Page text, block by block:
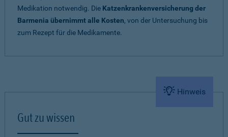
Medikation notwendig. Die Katzenkrankenversicherung der
Barmenia übernimmt alle Kosten, von der Untersuchung bis
zum Rezept für die Medikamente.
Hinweis
Gut zu wissen